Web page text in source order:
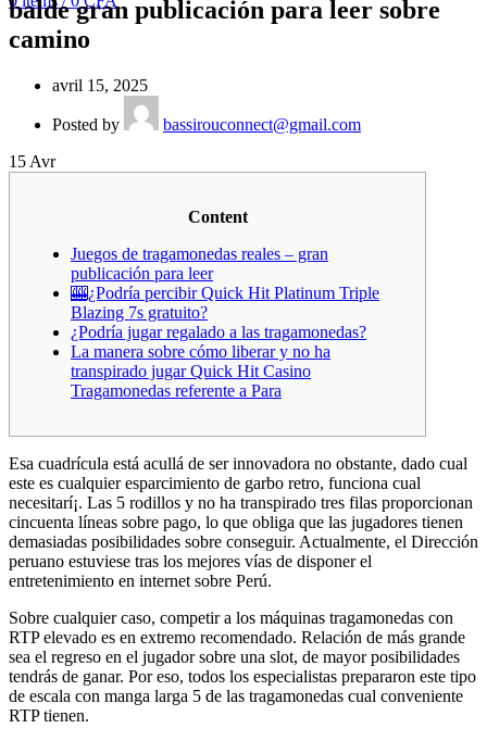
balde gran publicación para leer sobre
camino
avril 15, 2025
Posted by
bassirouconnect@gmail.com
15 Avr
Content
Juegos de tragamonedas reales – gran
publicación para leer
🎰¿Podría percibir Quick Hit Platinum Triple
Blazing 7s gratuito?
¿Podría jugar regalado a las tragamonedas?
La manera sobre cómo liberar y no ha
transpirado jugar Quick Hit Casino
Tragamonedas referente a Para
Esa cuadrícula está acullá de ser innovadora no obstante, dado cual
este es cualquier esparcimiento de garbo retro, funciona cual
necesitarí¡. Las 5 rodillos y no ha transpirado tres filas proporcionan
cincuenta líneas sobre pago, lo que obliga que las jugadores tienen
demasiadas posibilidades sobre conseguir. Actualmente, el Dirección
peruano estuviese tras los mejores vías de disponer el
entretenimiento en internet sobre Perú.
Sobre cualquier caso, competir a los máquinas tragamonedas con
RTP elevado es en extremo recomendado. Relación de más grande
sea el regreso en el jugador sobre una slot, de mayor posibilidades
tendrás de ganar. Por eso, todos los especialistas prepararon este tipo
de escala con manga larga 5 de las tragamonedas cual conveniente
RTP tienen.